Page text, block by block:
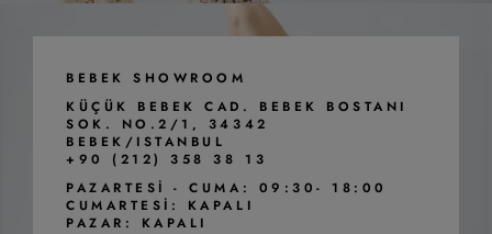
BEBEK SHOWROOM
KÜÇÜK BEBEK CAD. BEBEK BOSTANI
SOK. NO.2/1, 34342
BEBEK/ISTANBUL
+90 (212) 358 38 13
PAZARTESI - CUMA: 09:30- 18:00
CUMARTESI: KAPALI
PAZAR: KAPALI